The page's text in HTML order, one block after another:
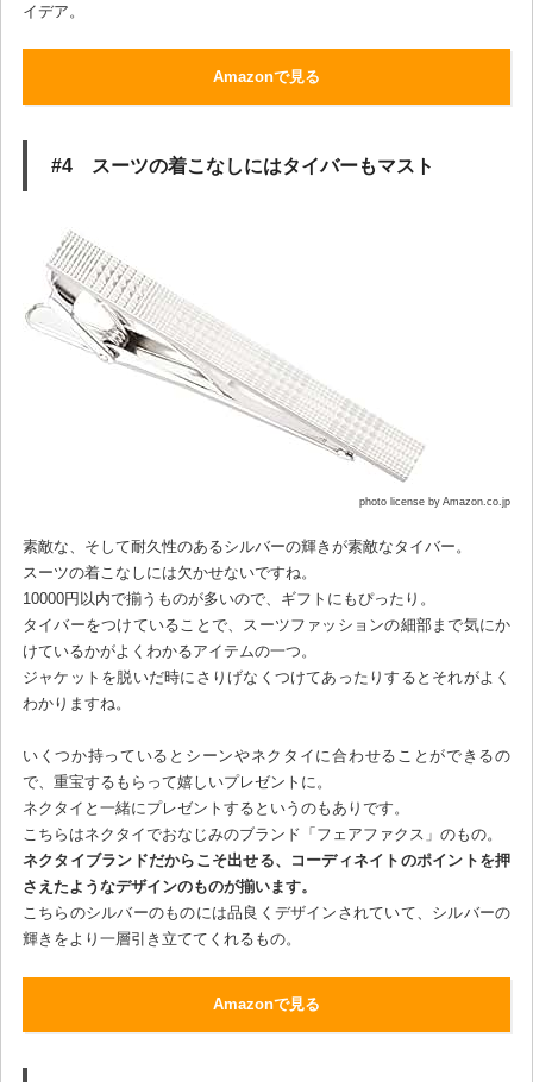
イデア。
Amazonで見る
#4 スーツの着こなしにはタイバーもマスト
photo license by Amazon.co.jp
素敵な、そして耐久性のあるシルバーの輝きが素敵なタイバー。
スーツの着こなしには欠かせないですね。
10000円以内で揃うものが多いので、ギフトにもぴったり。
タイバーをつけていることで、スーツファッションの細部まで気にか
けているかがよくわかるアイテムの一つ。
ジャケットを脱いだ時にさりげなくつけてあったりするとそれがよく
わかりますね。
いくつか持っているとシーンやネクタイに合わせることができるの
で、重宝するもらって嬉しいプレゼントに。
ネクタイと一緒にプレゼントするというのもありです。
こちらはネクタイでおなじみのブランド「フェアファクス」のもの。
ネクタイブランドだからこそ出せる、コーディネイトのポイントを押
さえたようなデザインのものが揃います。
こちらのシルバーのものには品良くデザインされていて、シルバーの
輝きをより一層引き立ててくれるもの。
Amazonで見る